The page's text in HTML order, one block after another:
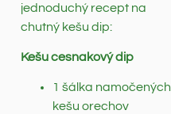
jednoduchý recept na
chutný kešu dip:
Kešu cesnakový dip
1 šálka namočených
kešu orechov